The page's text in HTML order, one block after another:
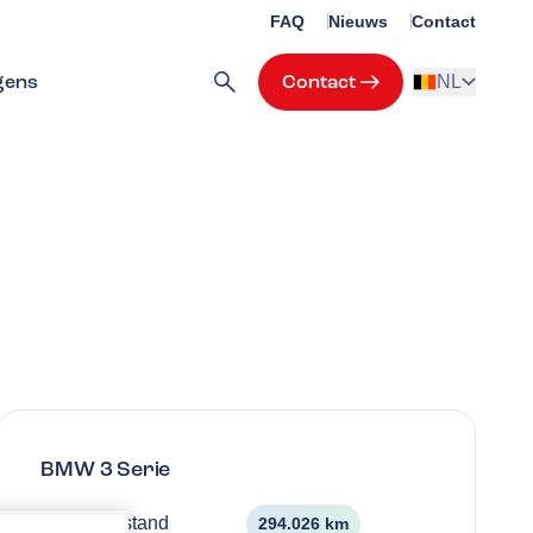
FAQ Nieuws Contact
Contact NL
BMW3 Serie
Kilometerstand 294.026 km